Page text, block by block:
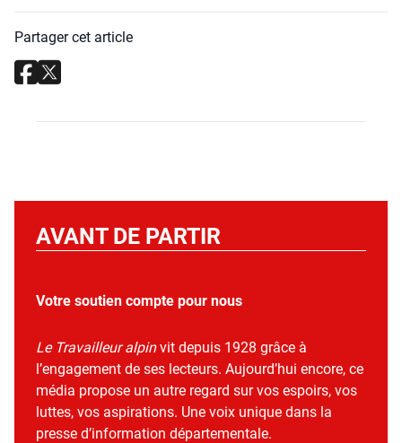
Partager cet article
AVANT DE PARTIR
Votre soutien compte pour nous
Le Travailleur alpinvit depuis 1928 grâce à
l’engagement de ses lecteurs. Aujourd’hui encore, ce
média propose un autre regard sur vos espoirs, vos
luttes, vos aspirations. Une voix unique dans la
presse d’information départementale.